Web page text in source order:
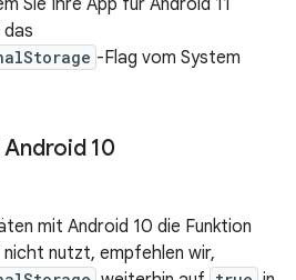
Sie Ihre App für Android 11
-Flag vom System
10
mit Android 10 die Funktion
nutzt, empfehlen wir,